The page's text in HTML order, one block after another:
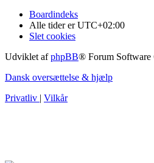
Boardindeks
Alle tider erUTC+02:00
Slet cookies
Udviklet afphpBB® Forum
Dansk oversættelse & hjælp
Privatliv | Vilkår